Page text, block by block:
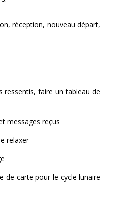
réception, nouveau départ,
ressentis, faire un tableau de
messages reçus
relaxer
de carte pour le cycle lunaire